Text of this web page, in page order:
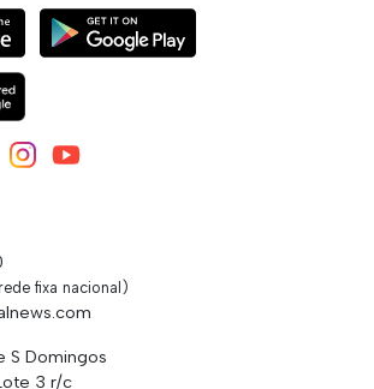
fixa nacional)
S Domingos
3 r/c